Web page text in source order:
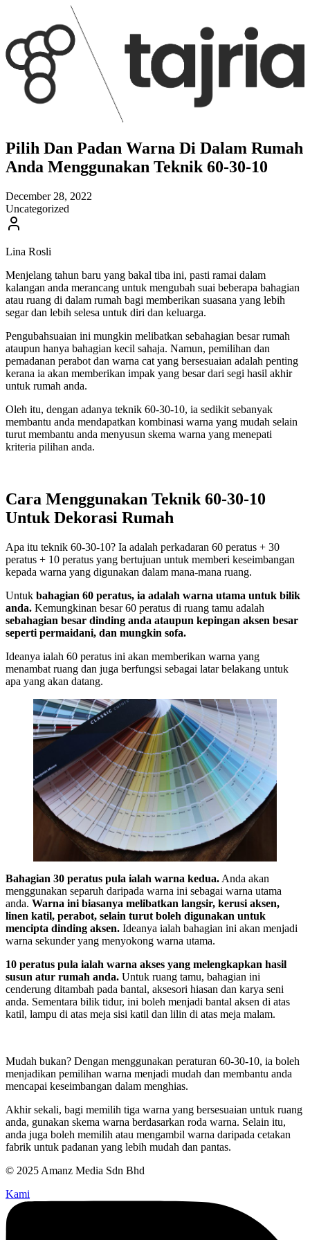
Pilih Dan Padan Warna Di Dalam Rumah
Anda Menggunakan Teknik 60-30-10
December 28, 2022
Uncategorized
Lina Rosli
Menjelang tahun baru yang bakal tiba ini, pasti ramai dalam
kalangan anda merancang untuk mengubah suai beberapa bahagian
atau ruang di dalam rumah bagi memberikan suasana yang lebih
segar dan lebih selesa untuk diri dan keluarga.
Pengubahsuaian ini mungkin melibatkan sebahagian besar rumah
ataupun hanya bahagian kecil sahaja. Namun, pemilihan dan
pemadanan perabot dan warna cat yang bersesuaian adalah penting
kerana ia akan memberikan impak yang besar dari segi hasil akhir
untuk rumah anda.
Oleh itu, dengan adanya teknik 60-30-10, ia sedikit sebanyak
membantu anda mendapatkan kombinasi warna yang mudah selain
turut membantu anda menyusun skema warna yang menepati
kriteria pilihan anda.
Cara Menggunakan Teknik 60-30-10
Untuk Dekorasi Rumah
Apa itu teknik 60-30-10? Ia adalah perkadaran 60 peratus + 30
peratus + 10 peratus yang bertujuan untuk memberi keseimbangan
kepada warna yang digunakan dalam mana-mana ruang.
Untuk bahagian 60 peratus, ia adalah warna utama untuk bilik
anda. Kemungkinan besar 60 peratus di ruang tamu adalah
sebahagian besar dinding anda ataupun kepingan aksen besar
seperti permaidani, dan mungkin sofa.
Ideanya ialah 60 peratus ini akan memberikan warna yang
menambat ruang dan juga berfungsi sebagai latar belakang untuk
apa yang akan datang.
Bahagian 30 peratus pula ialah warna kedua. Anda akan
menggunakan separuh daripada warna ini sebagai warna utama
anda. Warna ini biasanya melibatkan langsir, kerusi aksen,
linen katil, perabot, selain turut boleh digunakan untuk
mencipta dinding aksen. Ideanya ialah bahagian ini akan menjadi
warna sekunder yang menyokong warna utama.
10 peratus pula ialah warna akses yang melengkapkan hasil
susun atur rumah anda. Untuk ruang tamu, bahagian ini
cenderung ditambah pada bantal, aksesori hiasan dan karya seni
anda. Sementara bilik tidur, ini boleh menjadi bantal aksen di atas
katil, lampu di atas meja sisi katil dan lilin di atas meja malam.
Mudah bukan? Dengan menggunakan peraturan 60-30-10, ia boleh
menjadikan pemilihan warna menjadi mudah dan membantu anda
mencapai keseimbangan dalam menghias.
Akhir sekali, bagi memilih tiga warna yang bersesuaian untuk ruang
anda, gunakan skema warna berdasarkan roda warna. Selain itu,
anda juga boleh memilih atau mengambil warna daripada cetakan
fabrik untuk padanan yang lebih mudah dan pantas.
© 2025 Amanz Media Sdn Bhd
Kami